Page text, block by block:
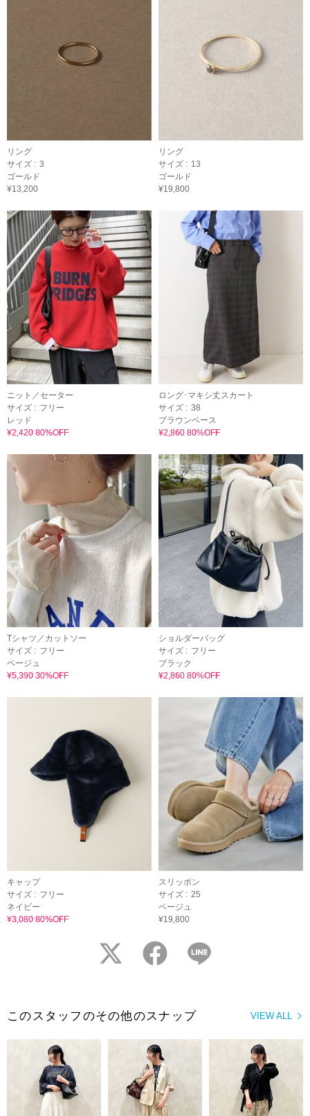
リング
サイズ : 3
ゴールド
¥13,200
リング
サイズ : 13
ゴールド
¥19,800
ニット／セーター
サイズ : フリー
レッド
¥2,420 80%OFF
ロング･マキシ丈スカート
サイズ : 38
ブラウンベース
¥2,860 80%OFF
Tシャツ／カットソー
サイズ : フリー
ベージュ
¥5,390 30%OFF
ショルダーバッグ
サイズ : フリー
ブラック
¥2,860 80%OFF
キャップ
サイズ : フリー
ネイビー
¥3,080 80%OFF
スリッポン
サイズ : 25
ベージュ
¥19,800
twitter facebook
VIEW ALL
このスタッフのその他のスナップ